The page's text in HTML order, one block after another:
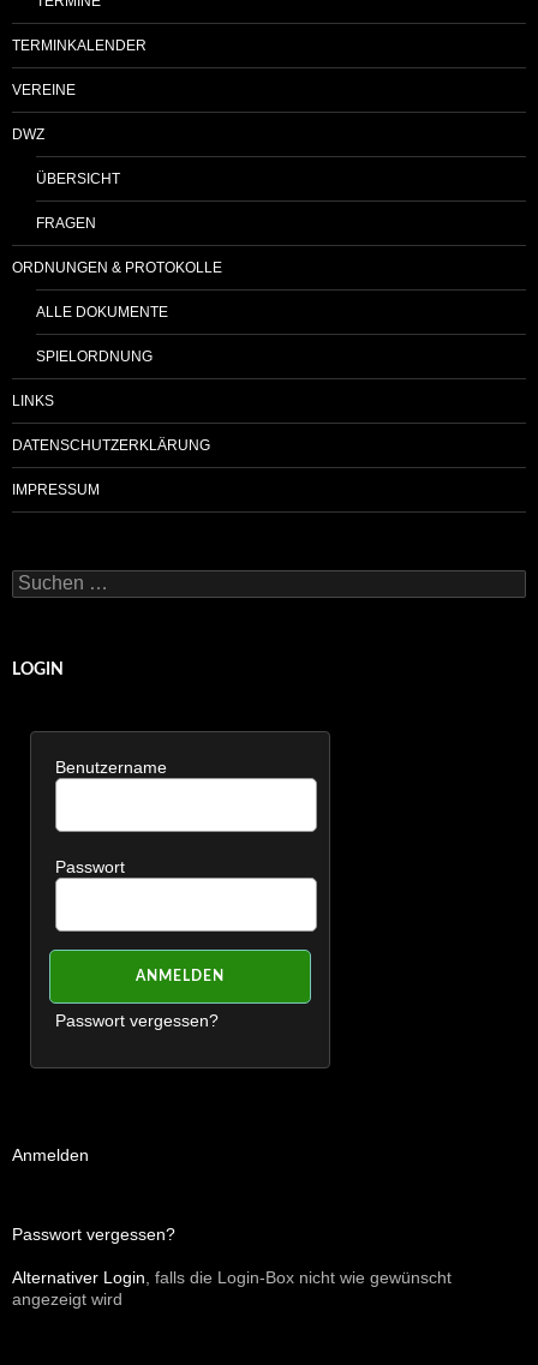
TERMINKALENDER
VEREINE
DWZ
ÜBERSICHT
FRAGEN
ORDNUNGEN & PROTOKOLLE
ALLE DOKUMENTE
SPIELORDNUNG
LINKS
DATENSCHUTZERKLÄRUNG
IMPRESSUM
Suchen
nach:
LOGIN
Benutzername
Passwort
Passwort vergessen?
Anmelden
Passwort vergessen?
Alternativer Login , falls die Login-Box nicht wie gewünscht
angezeigt wird